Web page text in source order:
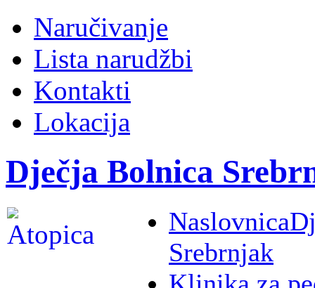
Naručivanje
Lista narudžbi
Kontakti
Lokacija
Dječja Bolnica
Naslovnica
Srebrnjak